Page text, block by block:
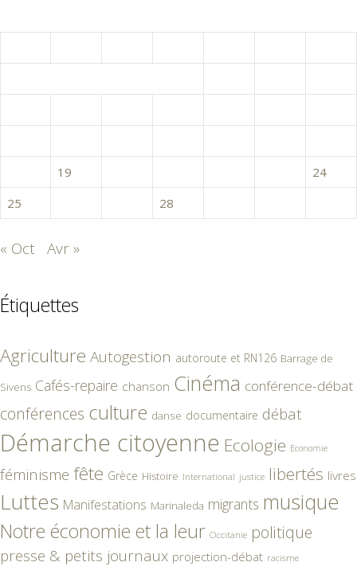
19
24
25
28
« Oct Avr »
Étiquettes
Agriculture Autogestion autoroute et RN126 Barrage de
Sivens Cafés-repaire chanson Cinéma conférence-débat
conférences culture danse documentaire débat
Démarche citoyenne Ecologie Economie
féminisme fête Grèce Histoire International justice libertés livres
Luttes Manifestations Marinaleda migrants musique
Notre économie et la leur Occitanie politique
presse & petits journaux projection-débat racisme